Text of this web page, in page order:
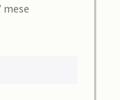
mese